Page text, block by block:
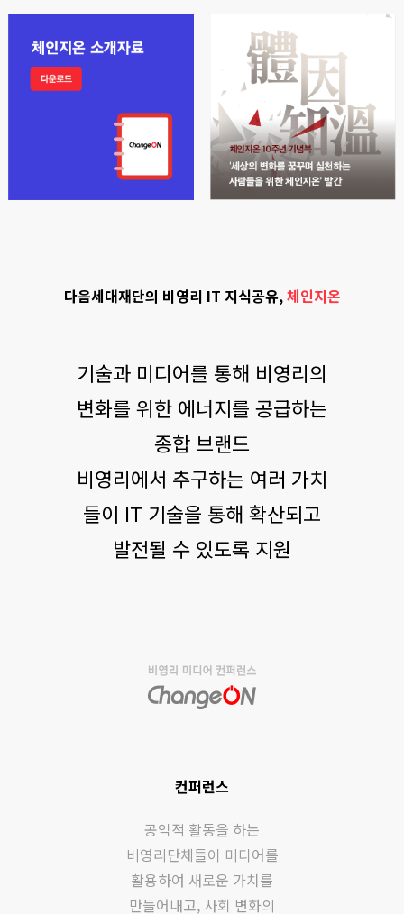
다음세대재단의 비영리 IT 지식공유,체인지온
기술과 미디어를 통해 비영리의
변화를 위한 에너지를 공급하는
종합 브랜드
비영리에서 추구하는 여러 가치
들이 IT 기술을 통해 확산되고
발전될 수 있도록 지원
컨퍼런스
공익적 활동을 하는
비영리단체들이 미디어를
활용하여 새로운 가치를
만들어내고, 사회 변화의